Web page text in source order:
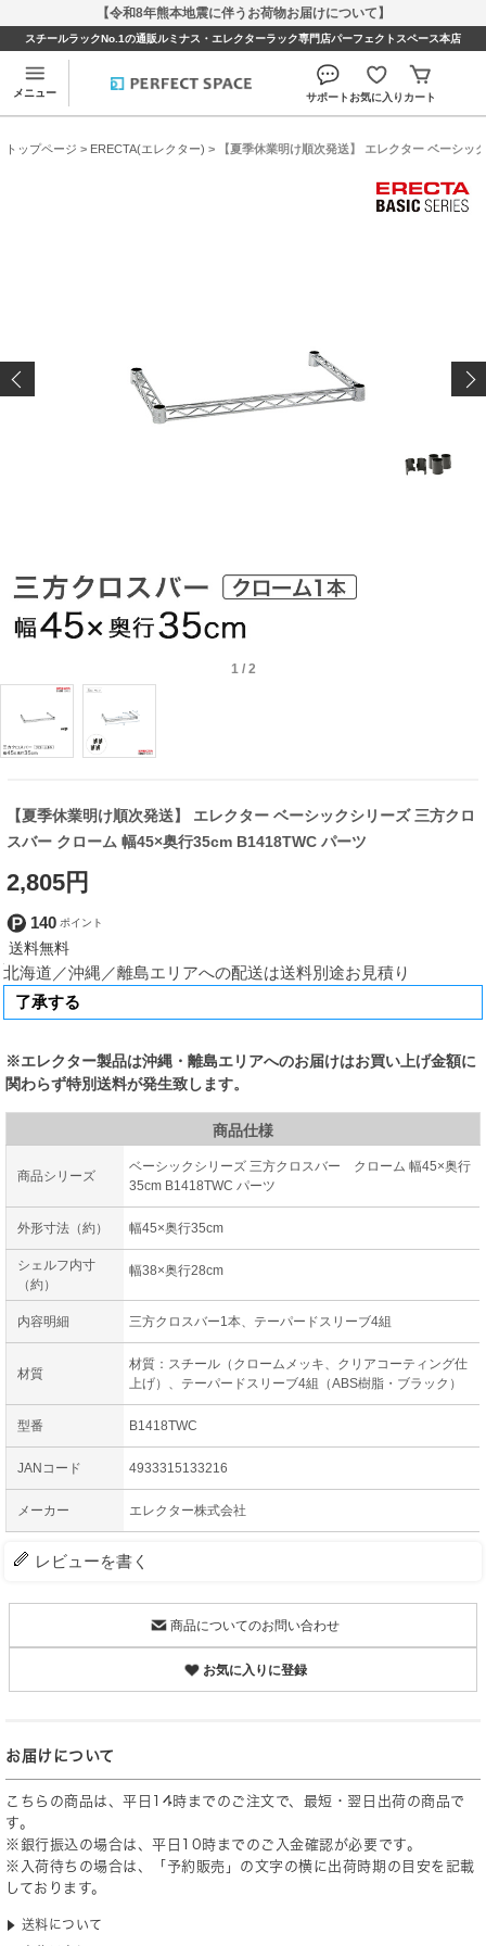
【令和8年熊本地震に伴うお荷物お届けについて】
スチールラックNo.1の通販ルミナス・エレクターラック専門店パーフェクトスペース本店
メニュー サポートお気に入り カート
トップページ > ERECTA(エレクター) > 【夏季休業明け順次発送】 エレクター ベーシッ
1/ 2
【夏季休業明け順次発送】 エレクター ベーシックシリーズ 三方クロ
スバー クローム 幅45×奥行35cm B1418TWC パーツ
2,805円
140
北海道／沖縄／離島エリアへの配送は送料別途お見積り
※エレクター製品は沖縄・離島エリアへのお届けはお買い上げ金額に
関わらず特別送料が発生致します。
商品仕様
商品シリーズ
ベーシックシリーズ 三方クロスバー クローム 幅45×奥行
35cm B1418TWC パーツ
外形寸法（約） 幅45×奥行35cm
シェルフ内寸
（約）
幅38×奥行28cm
内容明細 三方クロスバー1本、テーパードスリーブ4組
材質
材質：スチール（クロームメッキ、クリアコーティング仕
上げ）、テーパードスリーブ4組（ABS樹脂・ブラック）
型番 B1418TWC
JANコード 4933315133216
メーカー エレクター株式会社
レビューを書く
商品についてのお問い合わせ
お気に入りに登録